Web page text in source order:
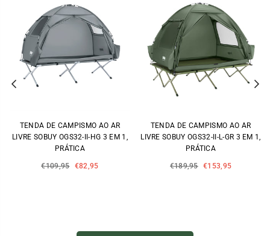
Previous
TENDA DE CAMPISMO AO AR
LIVRE SOBUY OGS32-II-HG 3 EM 1,
PRÁTICA
Preço
€109,95 €82,95
TENDA DE CAMPISMO AO AR
LIVRE SOBUY OGS32-II-L-GR 3 EM 1,
PRÁTICA
Preço
€189,95 €153,95